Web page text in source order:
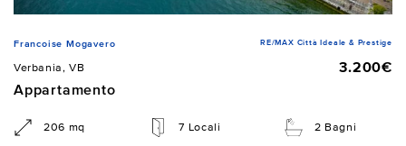
Francoise Mogavero RE/MAX Città Ideale & Prestige
Verbania, VB
3.200€
Appartamento
206 mq 7 Locali 2 Bagni